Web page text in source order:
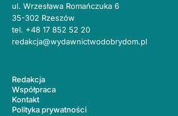
ul. Wrzesława Romańczuka 6
35-302 Rzeszów
tel. +48 17 852 52 20
redakcja@wydawnictwodobrydom.pl
Redakcja
Współpraca
Kontakt
Polityka prywatności